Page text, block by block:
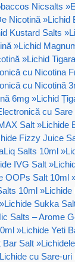
Nicsalts »
Nicotină »Lichid
Kustard Salts »
»Lichid
»Lichid
cu Nicotina
cu Nicotină
6mg »Lichid
cu
Salt »Lichide
Fizzy Juice
Salts 10ml »
IVG Salt »
OOPs Salt 10ml
10ml »Lichide
»Lichide Sukka
Salts – Arome
»Lichide Yeti
Bar Salt »
cu Sare-uri